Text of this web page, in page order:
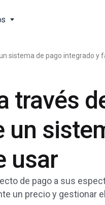
sistema de pago integrado y
través
un
usar
de pago a sus
un precio y gestionar